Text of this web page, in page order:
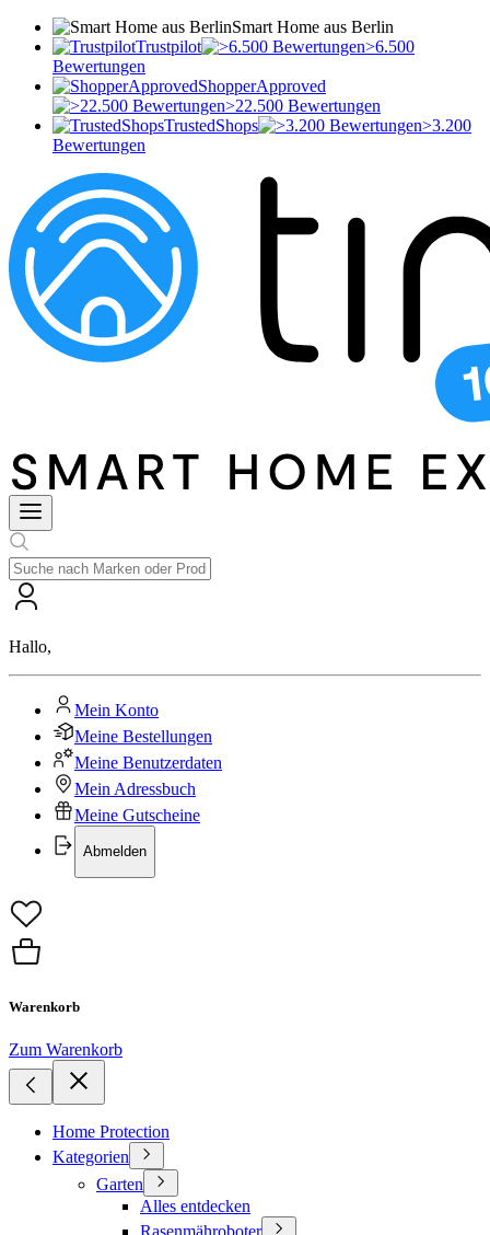
Smart Home aus Berlin
Trustpilot
>6.500
Bewertungen
ShopperApproved
>22.500 Bewertungen
TrustedShops
>3.200
Bewertungen
Hallo,
Mein Konto
Meine Bestellungen
Meine Benutzerdaten
Mein Adressbuch
Meine Gutscheine
Abmelden
Warenkorb
Zum Warenkorb
Home Protection
Kategorien
Garten
Alles entdecken
Rasenmähroboter